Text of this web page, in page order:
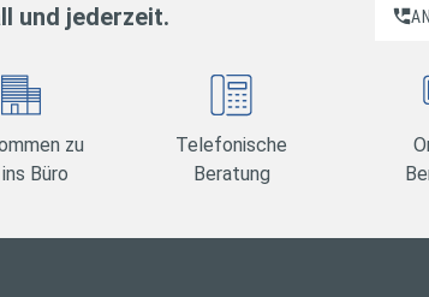
und jederzeit.
zu
Büro
Telefonische
Beratung